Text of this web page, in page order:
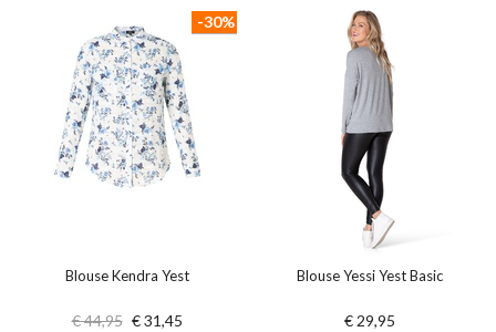
Blouse Kendra Yest
€ 44,95 € 31,45
-30%
Blouse Yessi Yest Basic
€ 29,95